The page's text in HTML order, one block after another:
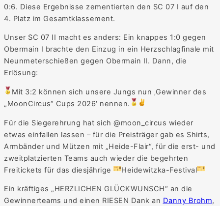
0:6. Diese Ergebnisse zementierten den SC 07 I auf den
4. Platz im Gesamtklassement.
Unser SC 07 II macht es anders: Ein knappes 1:0 gegen
Obermain I brachte den Einzug in ein Herzschlagfinale mit
Neunmeterschießen gegen Obermain II. Dann, die
Erlösung:
Mit 3:2 können sich unsere Jungs nun ‚Gewinner des
„MoonCircus“ Cups 2026‘ nennen.
Für die Siegerehrung hat sich @moon_circus wieder
etwas einfallen lassen – für die Preisträger gab es Shirts,
Armbänder und Mützen mit „Heide-Flair“, für die erst- und
zweitplatzierten Teams auch wieder die begehrten
Freitickets für das diesjährige
Heidewitzka-Festival
Ein kräftiges „HERZLICHEN GLÜCKWUNSCH“ an die
Gewinnerteams und einen RIESEN Dank an Danny Brohm,